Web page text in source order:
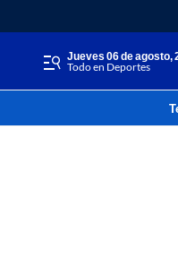
jueves 06 de agosto,
Todo en Deportes